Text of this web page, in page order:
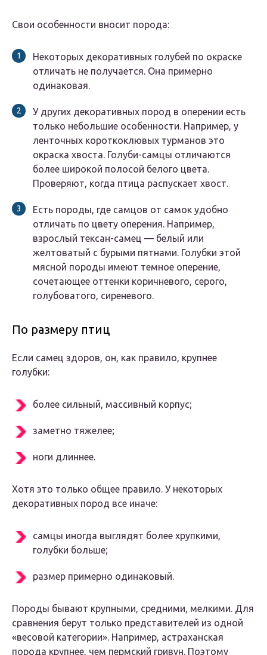
Свои особенности вносит порода:
Некоторых декоративных голубей по окраске
отличать не получается. Она примерно
одинаковая.
У других декоративных пород в оперении есть
только небольшие особенности. Например, у
ленточных короткоклювых турманов это
окраска хвоста. Голуби-самцы отличаются
более широкой полосой белого цвета.
Проверяют, когда птица распускает хвост.
Есть породы, где самцов от самок удобно
отличать по цвету оперения. Например,
взрослый тексан-самец — белый или
желтоватый с бурыми пятнами. Голубки этой
мясной породы имеют темное оперение,
сочетающее оттенки коричневого, серого,
голубоватого, сиреневого.
По размеру птиц
Если самец здоров, он, как правило, крупнее
голубки:
более сильный, массивный корпус;
заметно тяжелее;
ноги длиннее.
Хотя это только общее правило. У некоторых
декоративных пород все иначе:
самцы иногда выглядят более хрупкими,
голубки больше;
размер примерно одинаковый.
Породы бывают крупными, средними, мелкими. Для
сравнения берут только представителей из одной
«весовой категории». Например, астраханская
порода крупнее, чем пермский гривун. Поэтому